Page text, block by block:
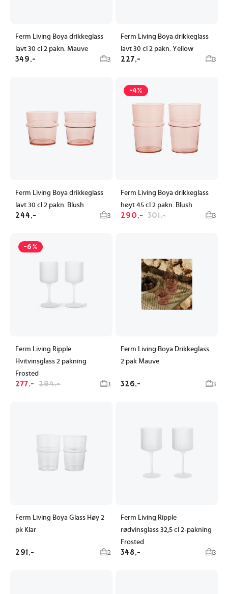
Ferm Living Boya drikkeglass
lavt 30 cl 2 pakn. Mauve
349,- 3
Ferm Living Boya drikkeglass
lavt 30 cl 2 pakn. Yellow
227,- 3
Ferm Living Boya drikkeglass
lavt 30 cl 2 pakn. Blush
244,- 3
-4%
Ferm Living Boya drikkeglass
høyt 45 cl 2 pakn. Blush
290,- 301,- 3
-6%
Ferm Living Ripple
Hvitvinsglass 2 pakning
Frosted
277,- 294,- 3
Ferm Living Boya Drikkeglass
2 pak Mauve
326,- 3
Ferm Living Boya Glass Høy 2
pk Klar
291,- 2
Ferm Living Ripple
rødvinsglass 32,5 cl 2-pakning
Frosted
348,- 3